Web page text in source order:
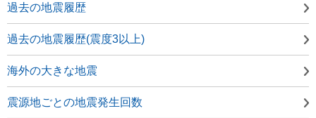
過去の地震履歴
過去の地震履歴(震度3以上)
海外の大きな地震
震源地ごとの地震発生回数